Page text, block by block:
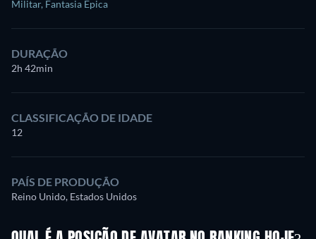
Militar, Fantasia Épica
DURAÇÃO
2h 42min
CLASSIFICAÇÃO DE IDADE
12
PAÍS DE PRODUÇÃO
Reino Unido, Estados Unidos